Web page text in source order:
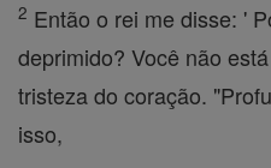
2 Então o rei me disse: '
deprimido? Você não
tristeza do coração.
isso,